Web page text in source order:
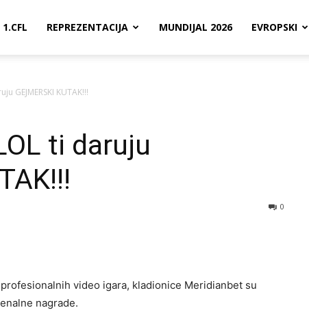
1.CFL REPREZENTACIJA MUNDIJAL 2026 EVROPSKI
GEJMERSKI KUTAK!!!
ti daruju
0
video igara, kladionice Meridianbet su
nagrade.